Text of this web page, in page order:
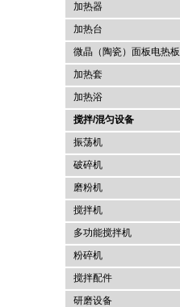
加热器
加热台
微晶（陶瓷）面板电热板
加热套
加热浴
搅拌/混匀设备
振荡机
破碎机
磨粉机
搅拌机
多功能搅拌机
粉碎机
搅拌配件
研磨设备